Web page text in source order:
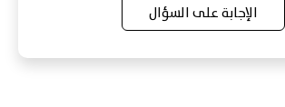
الإجابة على السؤال